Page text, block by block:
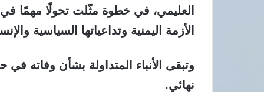
العليمي، في خطوة مثّلت تحولًا مهمًا
الأزمة اليمنية وتداعياتها السياسية
وتبقى الأنباء المتداولة بشأن وفاته
نهائي.